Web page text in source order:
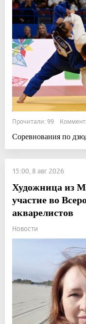
Прочитали: 99
Соревнования по
15:00, 8 авг 2026
Художница из
участие во
акварелистов
Новости